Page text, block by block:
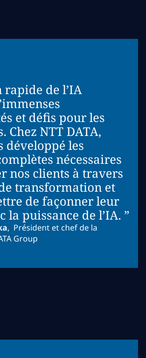
rapide de l’IA
et défis pour les
Chez NTT DATA,
développé les
nécessaires
nos clients à travers
transformation et
de façonner leur
la puissance de l’IA. ”
, Président et chef de la
Group